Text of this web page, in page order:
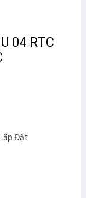
04 RTC
Đặt